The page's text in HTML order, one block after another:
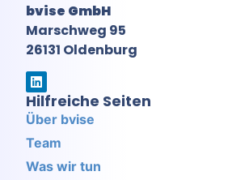
bvise GmbH
Marschweg 95
26131 Oldenburg
Hilfreiche Seiten
Über bvise
Team
Was wir tun